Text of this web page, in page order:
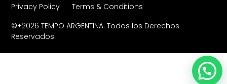
©+2026 TEMPO ARGENTINA. Todos los Derechos
Reservados.
Privacy Policy Terms & Conditions